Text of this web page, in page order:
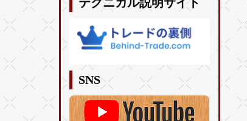
テクニカル説明サイト
SNS